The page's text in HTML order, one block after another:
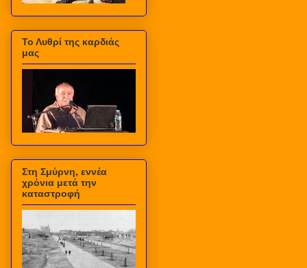
Το Λυθρί της καρδιάς
μας
Στη Σμύρνη, εννέα
χρόνια μετά την
καταστροφή